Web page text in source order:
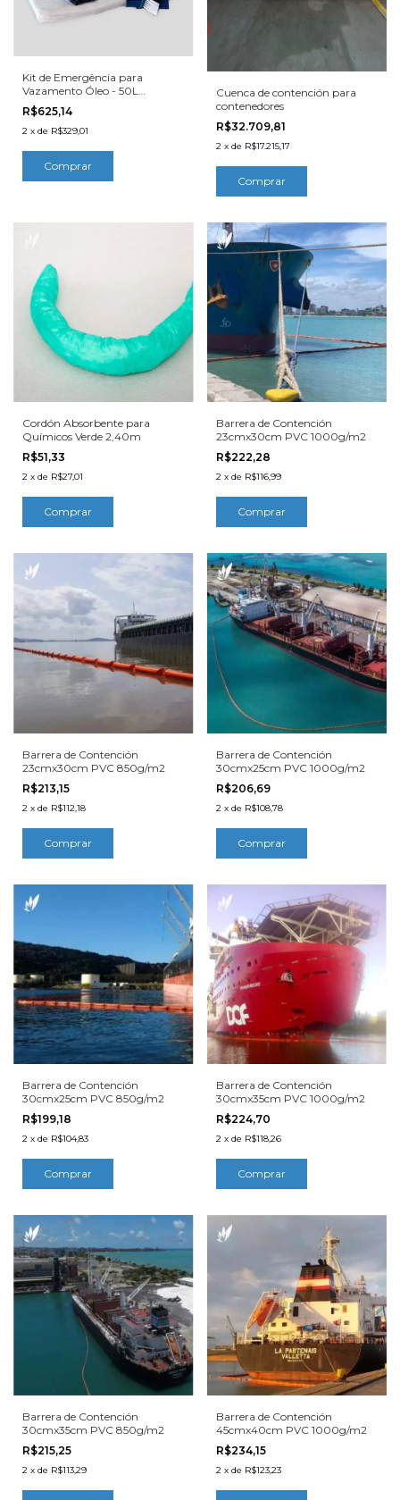
Kit de Emergência para
Vazamento Óleo - 50L
Bombona
R$625,14
2 x de R$329,01
Cuenca de contención para
contenedores
R$32.709,81
2 x de R$17.215,17
Cordón Absorbente para
Químicos Verde 2,40m
R$51,33
2 x de R$27,01
Barrera de Contención
23cmx30cm PVC 1000g/m2
R$222,28
2 x de R$116,99
Barrera de Contención
23cmx30cm PVC 850g/m2
R$213,15
2 x de R$112,18
Barrera de Contención
30cmx25cm PVC 1000g/m2
R$206,69
2 x de R$108,78
Barrera de Contención
30cmx25cm PVC 850g/m2
R$199,18
2 x de R$104,83
Barrera de Contención
30cmx35cm PVC 1000g/m2
R$224,70
2 x de R$118,26
Barrera de Contención
30cmx35cm PVC 850g/m2
R$215,25
2 x de R$113,29
Barrera de Contención
45cmx40cm PVC 1000g/m2
R$234,15
2 x de R$123,23